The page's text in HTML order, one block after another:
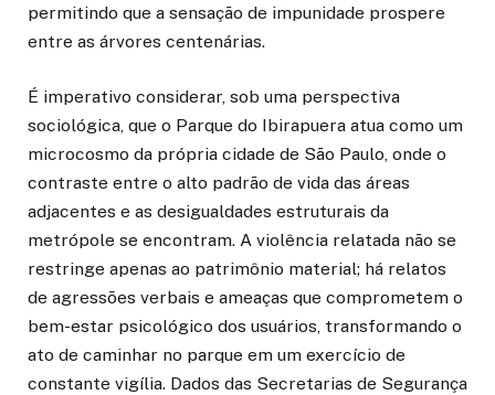
permitindo que a sensação de impunidade prospere
entre as árvores centenárias.
É imperativo considerar, sob uma perspectiva
sociológica, que o Parque do Ibirapuera atua como um
microcosmo da própria cidade de São Paulo, onde o
contraste entre o alto padrão de vida das áreas
adjacentes e as desigualdades estruturais da
metrópole se encontram. A violência relatada não se
restringe apenas ao patrimônio material; há relatos
de agressões verbais e ameaças que comprometem o
bem-estar psicológico dos usuários, transformando o
ato de caminhar no parque em um exercício de
constante vigília. Dados das Secretarias de Segurança